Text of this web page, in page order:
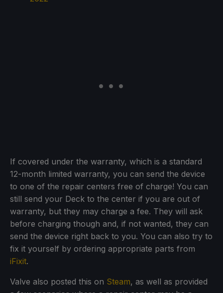
If covered under the warranty, which is a standard
12-month limited warranty, you can send the device
to one of the repair centers free of charge! You can
still send your Deck to the center if you are out of
warranty, but they may charge a fee. They will ask
before charging though and, if not wanted, they can
send the device right back to you. You can also try to
fix it yourself by ordering appropriate parts from
iFixit.
Valve also posted this on Steam, as well as provided